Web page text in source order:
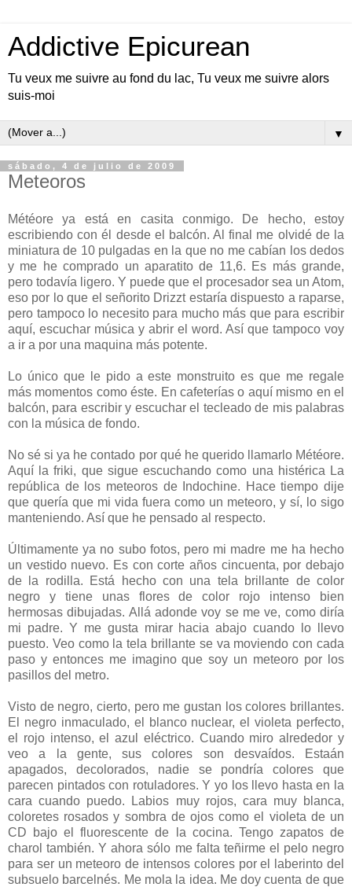
Addictive Epicurean
Tu veux me suivre au fond du lac, Tu veux me suivre alors
suis-moi
▼
sábado, 4 de julio de 2009
Meteoros
Météore ya está en casita conmigo. De hecho, estoy
escribiendo con él desde el balcón. Al final me olvidé de la
miniatura de 10 pulgadas en la que no me cabían los dedos
y me he comprado un aparatito de 11,6. Es más grande,
pero todavía ligero. Y puede que el procesador sea un Atom,
eso por lo que el señorito Drizzt estaría dispuesto a raparse,
pero tampoco lo necesito para mucho más que para escribir
aquí, escuchar música y abrir el word. Así que tampoco voy
a ir a por una maquina más potente.
Lo único que le pido a este monstruito es que me regale
más momentos como éste. En cafeterías o aquí mismo en el
balcón, para escribir y escuchar el tecleado de mis palabras
con la música de fondo.
No sé si ya he contado por qué he querido llamarlo Météore.
Aquí la friki, que sigue escuchando como una histérica La
república de los meteoros de Indochine. Hace tiempo dije
que quería que mi vida fuera como un meteoro, y sí, lo sigo
manteniendo. Así que he pensado al respecto.
Últimamente ya no subo fotos, pero mi madre me ha hecho
un vestido nuevo. Es con corte años cincuenta, por debajo
de la rodilla. Está hecho con una tela brillante de color
negro y tiene unas flores de color rojo intenso bien
hermosas dibujadas. Allá adonde voy se me ve, como diría
mi padre. Y me gusta mirar hacia abajo cuando lo llevo
puesto. Veo como la tela brillante se va moviendo con cada
paso y entonces me imagino que soy un meteoro por los
pasillos del metro.
Visto de negro, cierto, pero me gustan los colores brillantes.
El negro inmaculado, el blanco nuclear, el violeta perfecto,
el rojo intenso, el azul eléctrico. Cuando miro alrededor y
veo a la gente, sus colores son desvaídos. Estaán
apagados, decolorados, nadie se pondría colores que
parecen pintados con rotuladores. Y yo los llevo hasta en la
cara cuando puedo. Labios muy rojos, cara muy blanca,
coloretes rosados y sombra de ojos como el violeta de un
CD bajo el fluorescente de la cocina. Tengo zapatos de
charol también. Y ahora sólo me falta teñirme el pelo negro
para ser un meteoro de intensos colores por el laberinto del
subsuelo barcelnés. Me mola la idea. Me doy cuenta de que